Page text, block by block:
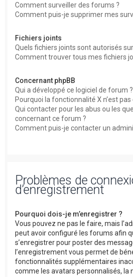
Comment surveiller des forums ?
Comment puis-je supprimer mes
Fichiers joints
Quels fichiers joints sont autorisés
Comment trouver tous mes fichiers
Concernant phpBB
Qui a développé ce logiciel de forum ?
Pourquoi la fonctionnalité X n’est pas
Qui contacter pour les abus ou les
concernant ce forum ?
Comment puis-je contacter un
Problèmes de
d’enregistrement
Pourquoi dois-je m’enregistrer ?
Vous pouvez ne pas le faire, mais
peut avoir configuré les forums afin
s’enregistrer pour poster des
l’enregistrement vous permet de
fonctionnalités supplémentaires
comme les avatars personnalisés, la